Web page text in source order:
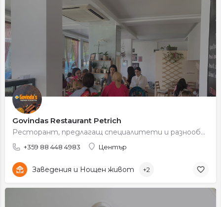
Govindas Restaurant Petrich
Ресторант, предлагащ специалитети и разнообразно меню в уютна атмосфера.
+359 88 448 4983 Център
Заведения и Нощен живот +2